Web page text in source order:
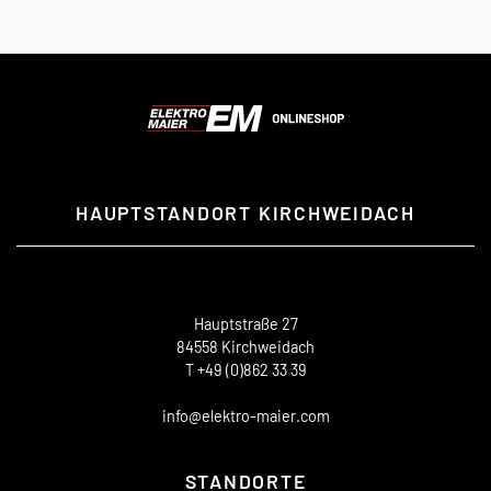
HAUPTSTANDORT KIRCHWEIDACH
Hauptstraße 27
84558 Kirchweidach
T +49 (0)862 33 39
info@elektro-maier.com
STANDORTE